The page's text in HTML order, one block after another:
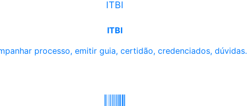
ITBI
ITBI
processo, emitir guia, certidão, credenciados, dúvidas.